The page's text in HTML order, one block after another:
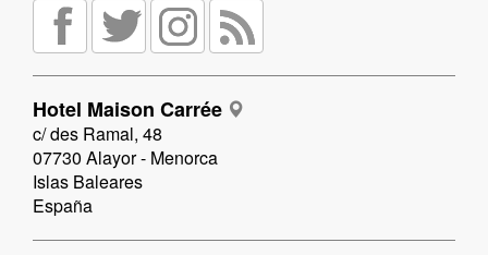
Hotel Maison Carrée
c/ des Ramal, 48
07730 Alayor - Menorca
Islas Baleares
España